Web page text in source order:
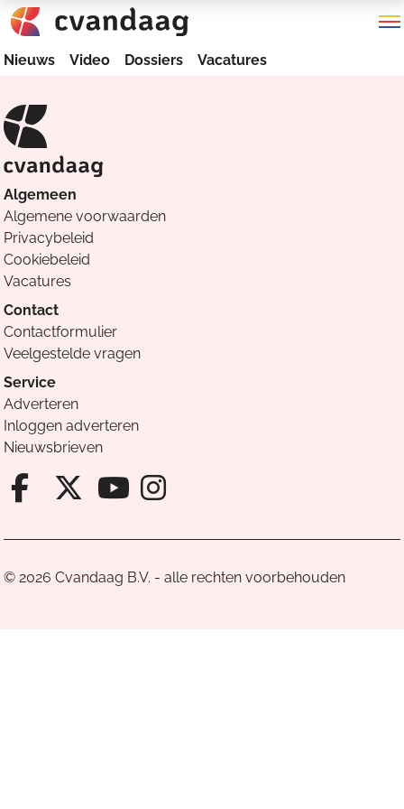
Nieuws Video Dossiers Vacatures
Algemeen
Algemene voorwaarden
Privacybeleid
Cookiebeleid
Vacatures
Contact
Contactformulier
Veelgestelde vragen
Service
Adverteren
Inloggen adverteren
Nieuwsbrieven
Facebook van Cvandaag
X van Cvandaag
Instagram van
© 2026 Cvandaag B.V. - alle rechten voorbehouden